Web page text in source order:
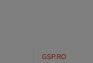
GSP.RO